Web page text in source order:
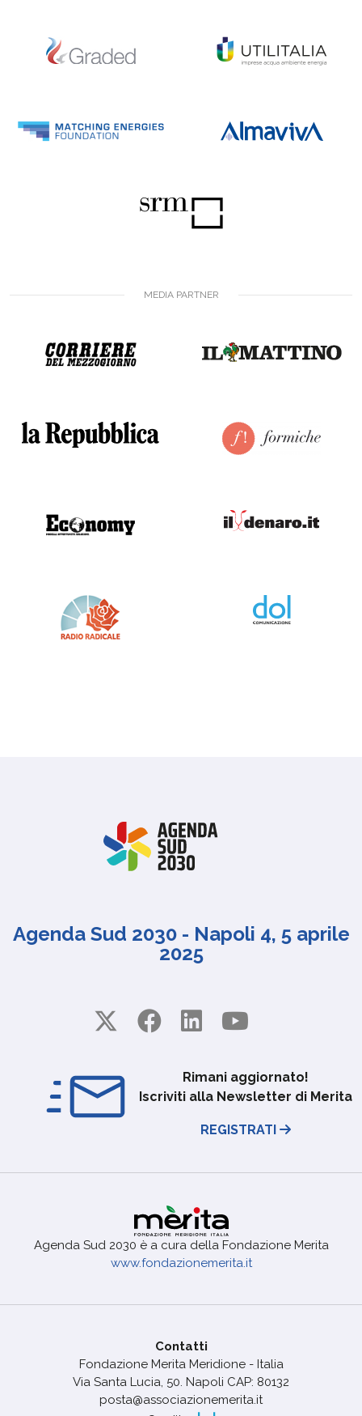
MEDIA PARTNER
Agenda Sud 2030 - Napoli 4, 5 aprile
2025
Rimani aggiornato!
Iscriviti alla Newsletter di Merita
REGISTRATI
Agenda Sud 2030 è a cura della Fondazione Merita
www.fondazionemerita.it
Contatti
Fondazione Merita Meridione - Italia
Via Santa Lucia, 50. Napoli CAP: 80132
posta@associazionemerita.it